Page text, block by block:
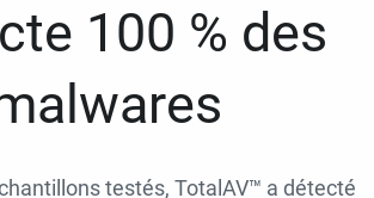
100 % des
testés, TotalAV™ a détecté